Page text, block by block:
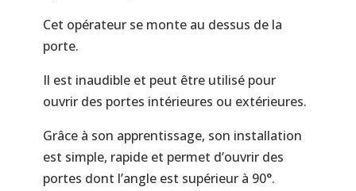
Cet opérateur se monte au dessus de la
porte.
Il est inaudible et peut être utilisé pour
ouvrir des portes intérieures ou extérieures.
Grâce à son apprentissage, son installation
est simple, rapide et permet d’ouvrir des
portes dont l’angle est supérieur à 90°.